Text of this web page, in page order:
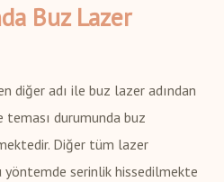
Buz Lazer
diğer adı ile buz lazer adından
durumunda buz
Diğer tüm lazer
yöntemde serinlik hissedilmekte